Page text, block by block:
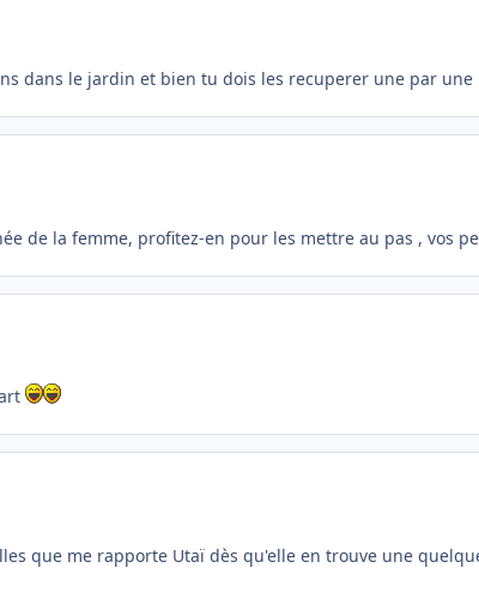
dans le jardin et bien tu dois les recuperer une par
de la femme, profitez-en pour les mettre au pas , vos
que me rapporte Utaï dès qu'elle en trouve une